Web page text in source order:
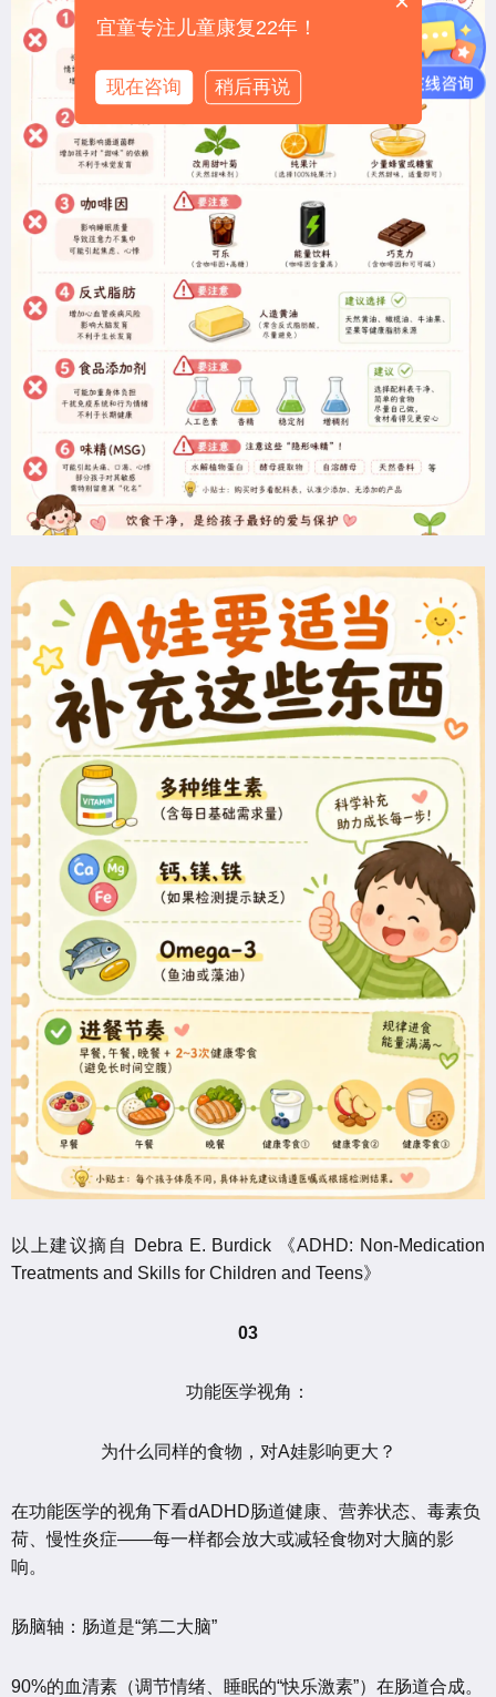
以上建议摘自 Debra E. Burdick 《ADHD: Non-Medication
Treatments and Skills for Children and Teens》
03
功能医学视角：
为什么同样的食物，对A娃影响更大？
在功能医学的视角下看dADHD肠道健康、营养状态、毒素负
荷、慢性炎症——每一样都会放大或减轻食物对大脑的影
响。
肠脑轴：肠道是“第二大脑”
90%的血清素（调节情绪、睡眠的“快乐激素”）在肠道合成。
宜童专注儿童康复22年！
现在咨询 稍后再说